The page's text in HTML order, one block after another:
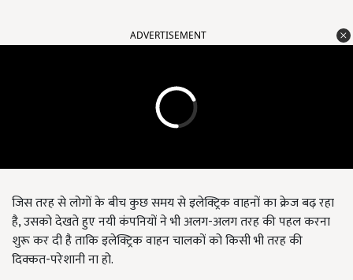
ADVERTISEMENT
जिस तरह से लोगों के बीच कुछ समय से इलेक्ट्रिक वाहनों का क्रेज बढ़ रहा
है, उसको देखते हुए नयी कंपनियों ने भी अलग-अलग तरह की पहल करना
शुरू कर दी है ताकि इलेक्ट्रिक वाहन चालकों को किसी भी तरह की
दिक्कत-परेशानी ना हो.